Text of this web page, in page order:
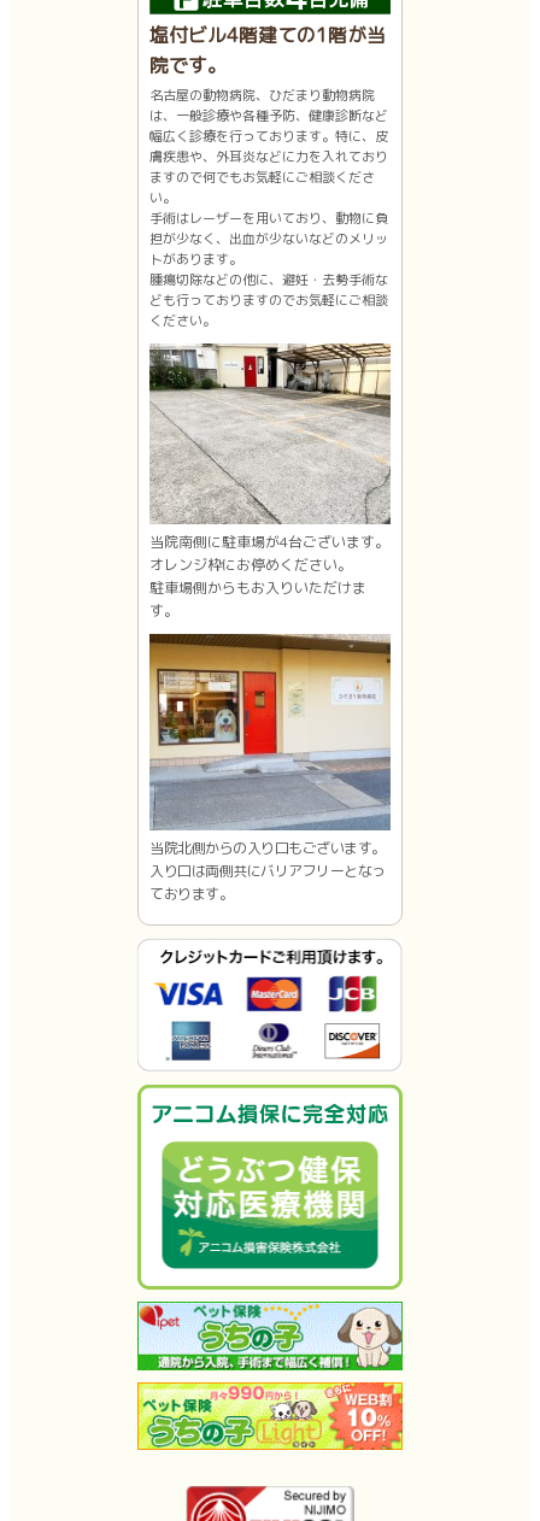
塩付ビル4階建ての1階が当
院です。
名古屋の動物病院、ひだまり動物病院
は、一般診療や各種予防、健康診断など
幅広く診療を行っております。特に、皮
膚疾患や、外耳炎などに力を入れており
ますので何でもお気軽にご相談くださ
い。
手術はレーザーを用いており、動物に負
担が少なく、出血が少ないなどのメリッ
トがあります。
腫瘍切除などの他に、避妊・去勢手術な
ども行っておりますのでお気軽にご相談
ください。
当院南側に駐車場が4台ございます。
オレンジ枠にお停めください。
駐車場側からもお入りいただけま
す。
当院北側からの入り口もございます。
入り口は両側共にバリアフリーとなっ
ております。